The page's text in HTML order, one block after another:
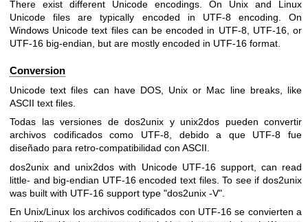
There exist different Unicode encodings. On Unix and Linux
Unicode files are typically encoded in UTF-8 encoding. On
Windows Unicode text files can be encoded in UTF-8, UTF-16, or
UTF-16 big-endian, but are mostly encoded in UTF-16 format.
Conversion
Unicode text files can have DOS, Unix or Mac line breaks, like
ASCII text files.
Todas las versiones de dos2unix y unix2dos pueden convertir
archivos codificados como UTF-8, debido a que UTF-8 fue
diseñado para retro-compatibilidad con ASCII.
dos2unix and unix2dos with Unicode UTF-16 support, can read
little- and big-endian UTF-16 encoded text files. To see if dos2unix
was built with UTF-16 support type "dos2unix -V"
En Unix/Linux los archivos codificados con UTF-16 se convierten a